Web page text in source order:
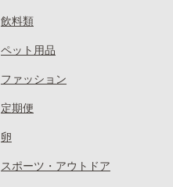
飲料類
ペット用品
ファッション
定期便
卵
スポーツ・アウトドア